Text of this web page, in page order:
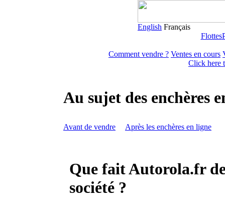
English Français
Flottes
Comment vendre ? Ventes en cours
Click here
Au sujet des enchères
Avant de vendre Après les enchères en ligne
Que fait Autorola.fr
société ?